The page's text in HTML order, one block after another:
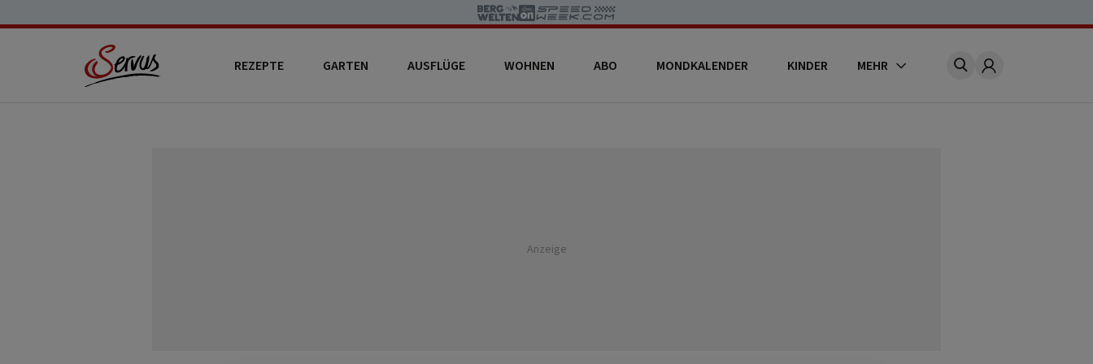
REZEPTE GARTEN AUSFLÜGE WOHNEN ABO MONDKALENDER KINDER MEHR Account
Anzeige